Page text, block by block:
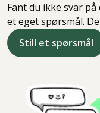
Fant du ikke svar
et eget spørsmål.
Still et spørsmål